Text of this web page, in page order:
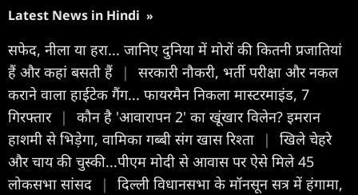
Latest News in Hindi »
सफेद, नीला या हरा... जानिए दुनिया में मोरों की कितनी प्रजातियां
हैं और कहां बसती हैं
|
सरकारी नौकरी, भर्ती परीक्षा और नकल
कराने वाला हाईटेक गैंग... फायरमैन निकला मास्टरमाइंड, 7
गिरफ्तार |
कौन है 'आवारापन 2' का खूंखार विलेन? इमरान
हाशमी से भिड़ेगा, वामिका गब्बी संग खास रिश्ता
|
खिले चेहरे
और चाय की चुस्की...पीएम मोदी से आवास पर ऐसे मिले 45
लोकसभा सांसद
|
दिल्ली विधानसभा के मॉनसून सत्र में हंगामा,